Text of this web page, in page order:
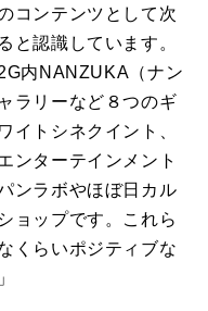
コンテンツとして次
と認識しています。
内NANZUKA（ナン
ラリーなど８つのギ
イトシネクイント、
ンターテインメント
ンラボやほぼ日カル
ョップです。これら
くらいポジティブな